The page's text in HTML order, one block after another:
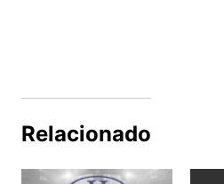
Relacionado